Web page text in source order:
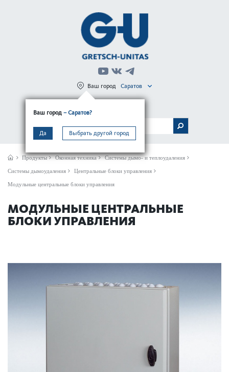
Ваш город – Саратов?
Да Выбрать другой город
Ваш город Саратов
МЕНЮ
Продукты Оконная техника Системы дымо- и теплоудаления
Системы дымоудаления Центральные блоки управления
Модульные центральные блоки управления
МОДУЛЬНЫЕ ЦЕНТРАЛЬНЫЕ
БЛОКИ УПРАВЛЕНИЯ